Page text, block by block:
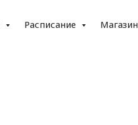
Расписание Магазин